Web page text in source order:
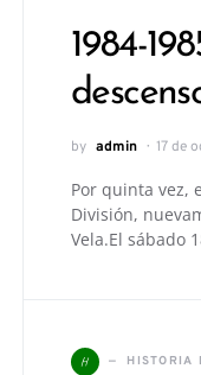
1984-
by admin 17 de
Por quinta vez,
División,
Vela.El sábado
H HISTORIA